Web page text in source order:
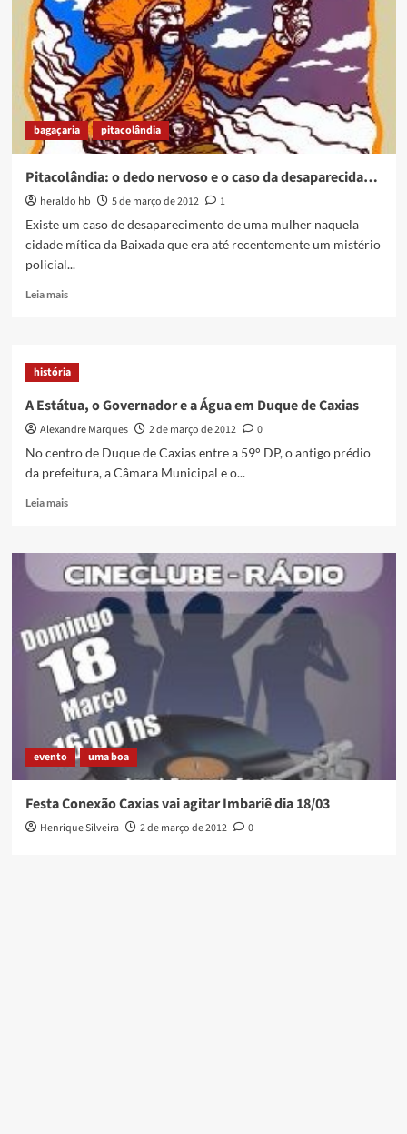
bagaçaria pitacolândia
Pitacolândia: o dedo nervoso e o caso da desaparecida…
heraldo hb 5 de março de 2012
1
Existe um caso de desaparecimento de uma mulher naquela
cidade mítica da Baixada que era até recentemente um mistério
policial...
Leia maisRead
o
dedo
e
o
caso
desaparecida…
história
A Estátua, o Governador e a Água em Duque de Caxias
Alexandre Marques 2 de março de 2012
0
No centro de Duque de Caxias entre a 59° DP, o antigo prédio
da prefeitura, a Câmara Municipal e o...
Leia maisRead
A
Estátua,
o
Governador
e
a
Água
em
Duque
de
Caxias
evento uma boa
Festa Conexão Caxias vai agitar Imbariê dia 18/03
Henrique Silveira 2 de março de 2012 0